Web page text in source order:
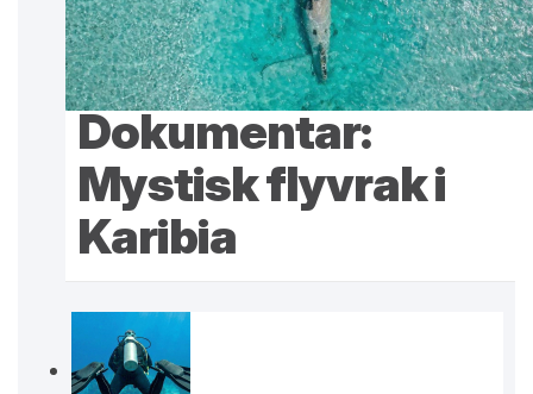
Dokumentar:
Mystisk flyvrak i
Karibia